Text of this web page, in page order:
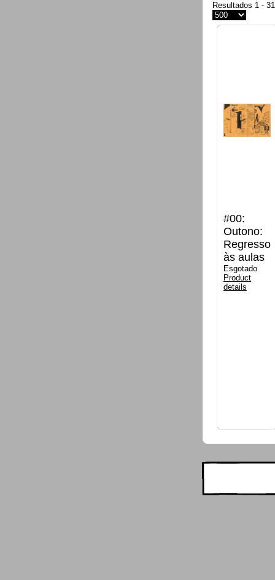
Resultados 1 -
#00:
Outono:
Regresso
às aulas
Esgotado
Product
details